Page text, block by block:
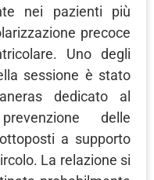
nei pazienti più
precoce
Uno degli
sessione è stato
dedicato al
delle
a supporto
La relazione si